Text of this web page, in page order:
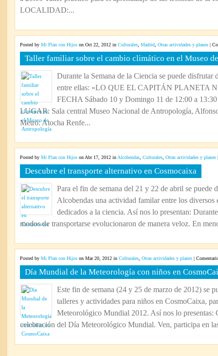
LOCALIDAD:...
Posted by Mi Plan con Hijos on Oct 22, 2012 in Culturales Madrid Otras actividades y planes |
Taller familiar sobre el cambio climático en el Museo
Durante la Semana de la Ciencia se puede disfrutar
entre ellas: «LO QUE EL CAPITÁN PLANETA
FECHA Sábado 10 y Domingo 11 de 12:00 a
LUGAR: Sala central Museo Nacional de Antropología,
Metro: Atocha Renfe...
Posted by Mi Plan con Hijos on Abr 17, 2012 in Alcobendas Culturales Otras actividades y planes
Descubre el transporte alternativo en Cosmocaixa
Para el fin de semana del 21 y 22 de abril se puede
Alcobendas una actividad familar entre los diversos
dedicados a la ciencia. Así nos lo presentan:
modos de transportarse evolucionaron de manera veloz. En
Posted by Mi Plan con Hijos on Mar 20, 2012 in Culturales Otras actividades y planes |
Día Mundial de la Meteorología con niños en
Este fin de semana (24 y 25 de marzo de 2012) se
talleres y actividades para niños en CosmoCaixa,
Meteorológico Mundial 2012. Así nos lo presentas:
celebración del Día Meteorológico Mundial. Ven, participa en